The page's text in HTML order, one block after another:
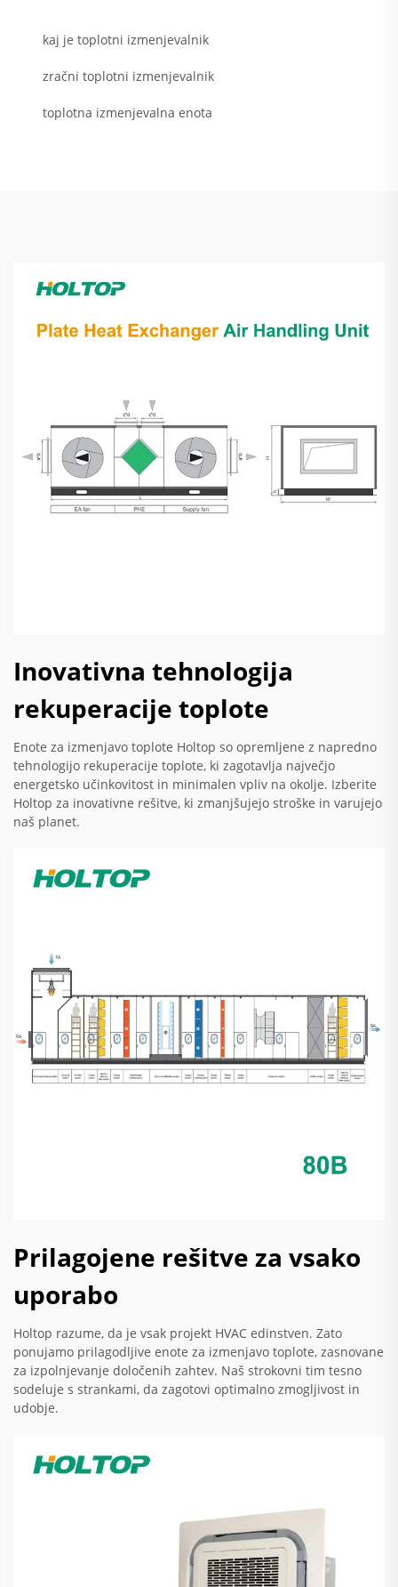
kaj je toplotni izmenjevalnik
zračni toplotni izmenjevalnik
toplotna izmenjevalna enota
Inovativna tehnologija
rekuperacije toplote
Enote za izmenjavo toplote Holtop so opremljene z napredno
tehnologijo rekuperacije toplote, ki zagotavlja največjo
energetsko učinkovitost in minimalen vpliv na okolje. Izberite
Holtop za inovativne rešitve, ki zmanjšujejo stroške in varujejo
naš planet.
Prilagojene rešitve za vsako
uporabo
Holtop razume, da je vsak projekt HVAC edinstven. Zato
ponujamo prilagodljive enote za izmenjavo toplote, zasnovane
za izpolnjevanje določenih zahtev. Naš strokovni tim tesno
sodeluje s strankami, da zagotovi optimalno zmogljivost in
udobje.